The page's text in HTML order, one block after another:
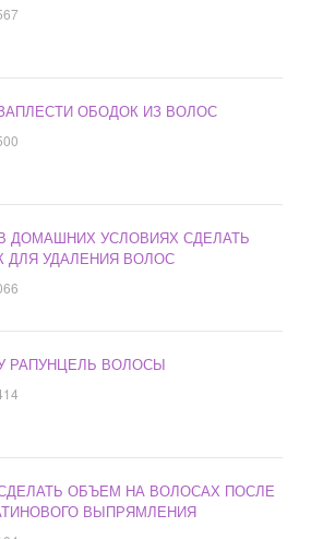
ОБОДОК ИЗ ВОЛОС
ДОМАШНИХ УСЛОВИЯХ СДЕЛАТЬ
ДЛЯ УДАЛЕНИЯ ВОЛОС
РАПУНЦЕЛЬ ВОЛОСЫ
ОБЪЕМ НА ВОЛОСАХ ПОСЛЕ
ВЫПРЯМЛЕНИЯ